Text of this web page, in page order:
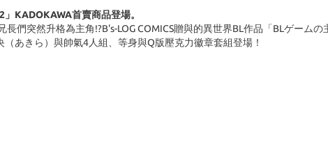
KADOKAWA首賣商品登場。
們突然升格為主角!?B's-LOG COMICS贈與的異世界BL作品「BLゲーム
あきら）與帥氣4人組、等身與Q版壓克力徽章套組登場！